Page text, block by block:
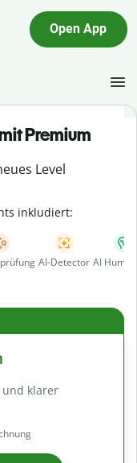
Open App
Premium
Level
inkludiert:
AI-Detector AI
und klarer